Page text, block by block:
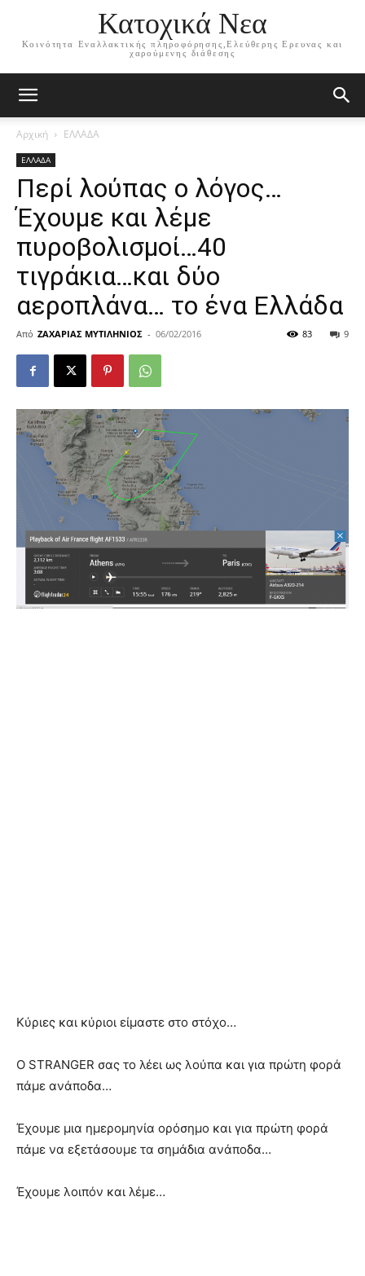
Κατοχικά Νεα
Κοινότητα Εναλλακτικής πληροφόρησης,Ελεύθερης Ερευνας και
χαρούμενης διάθεσης
Αρχική ΕΛΛΑΔΑ
ΕΛΛΑΔΑ
Περί λούπας ο λόγος…
Έχουμε και λέμε
πυροβολισμοί…40
τιγράκια…και δύο
αεροπλάνα… το ένα Ελλάδα
Από ΖΑΧΑΡΙΑΣ ΜΥΤΙΛΗΝΙΟΣ - 06/02/2016 9
83
Κύριες και κύριοι είμαστε στο στόχο…
Ο STRANGER σας το λέει ως λούπα και για πρώτη φορά
πάμε ανάποδα…
Έχουμε μια ημερομηνία ορόσημο και για πρώτη φορά
πάμε να εξετάσουμε τα σημάδια ανάποδα…
Έχουμε λοιπόν και λέμε…